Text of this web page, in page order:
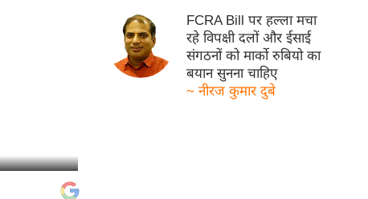
FCRA Bill पर हल्ला मचा
रहे विपक्षी दलों और ईसाई
संगठनों को मार्को रुबियो का
बयान सुनना चाहिए
~ नीरज कुमार दुबे